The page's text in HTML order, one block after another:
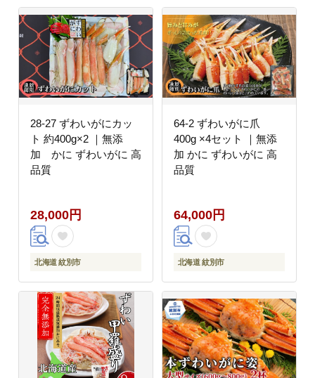
28-27 ずわいがにカッ
ト 約400g×2 ｜無添
加 かに ずわいがに 高
品質
28,000円
北海道 紋別市
64-2 ずわいがに爪
400g ×4セット ｜無添
加 かに ずわいがに 高
品質
64,000円
北海道 紋別市